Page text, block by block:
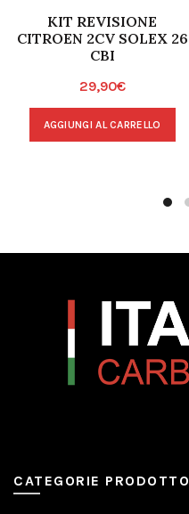
KIT REVISIONE
CITROEN 2CV SOLEX 26
CBI
29,90€
AGGIUNGI AL CARRELLO
CATEGORIE PRODOTTO